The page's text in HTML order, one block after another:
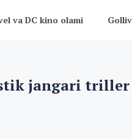
va DC kino olami
jangari triller